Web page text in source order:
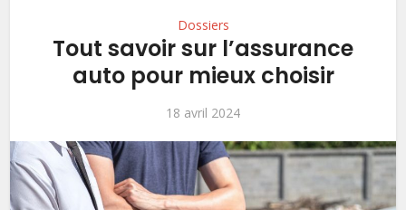
Dossiers
Tout savoir sur l’assurance
auto pour mieux choisir
18 avril 2024